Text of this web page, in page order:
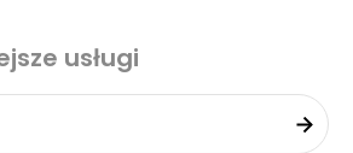
usługi